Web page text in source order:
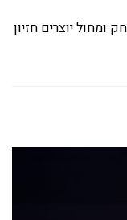
ומחול יוצרים חזיון